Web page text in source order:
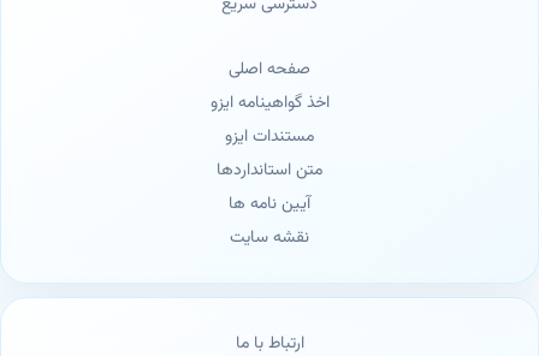
دسترسی سریع
صفحه اصلی
اخذ گواهینامه ایزو
مستندات ایزو
متن استانداردها
آیین نامه ها
نقشه سایت
ارتباط با ما